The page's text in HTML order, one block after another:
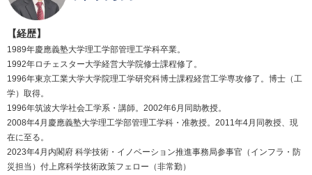
【経歴】
1989年慶應義塾大学理工学部管理工学科卒業。
1992年ロチェスター大学経営大学院修士課程修了。
1996年東京工業大学大学院理工学研究科博士課程経営工学専攻修了。博士（工
学）取得。
1996年筑波大学社会工学系・講師。2002年6月同助教授。
2008年4月慶應義塾大学理工学部管理工学科・准教授。2011年4月同教授、現
在に至る。
2023年4月内閣府 科学技術・イノベーション推進事務局参事官（インフラ・防
災担当）付上席科学技術政策フェロー（非常勤）